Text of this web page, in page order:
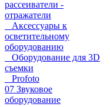
рассеиватели -
отражатели
Аксессуары к
осветительному
оборудованию
Оборудование для 3D
съемки
Profoto
07 Звуковое
оборудование